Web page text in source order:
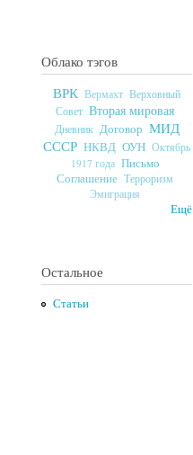
Облако тэгов
ВРК Вермахт Верховный
Совет Вторая мировая
Дневник Договор МИД
СССР НКВД ОУН Октябрь
1917 года Письмо
Соглашение Терроризм
Эмиграция
Ещё
Остальное
Статьи